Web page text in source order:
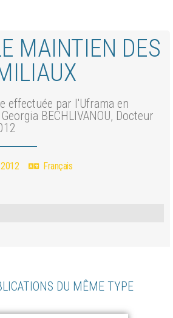
MAINTIEN DES
effectuée par l'Uframa en
BECHLIVANOU, Docteur
Français
DU MÊME TYPE